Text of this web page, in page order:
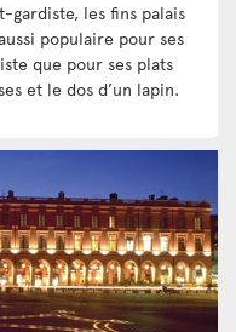
gardiste, les fins palais
populaire pour ses
que pour ses plats
et le dos d’un lapin.